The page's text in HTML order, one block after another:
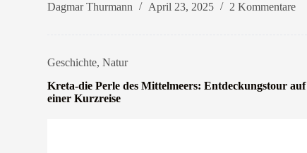
Dagmar Thurmann April 23, 2025 2 Kommentare
Geschichte,Natur
Kreta-die Perle des Mittelmeers: Entdeckungstour auf
einer Kurzreise